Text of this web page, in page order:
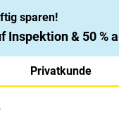
sparen!
Inspektion & 50 %
Privatkunde